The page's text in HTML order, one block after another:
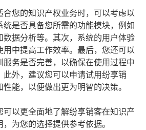
您的知识产权业务时，可以考虑以
是否具备您所需的功能模块，例如
数据分析等。其次，系统的用户体验
中提高工作效率。最后，您还可以
服务是否完善，以确保在使用过程中
此外，建议您可以申请试用纷享销
能，以便做出更为明智的决策。
以更全面地了解纷享销客在知识产
为您的选择提供参考依据。